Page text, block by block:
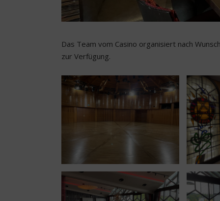
Das Team vom Casino organisiert nach
zur Verfügung.